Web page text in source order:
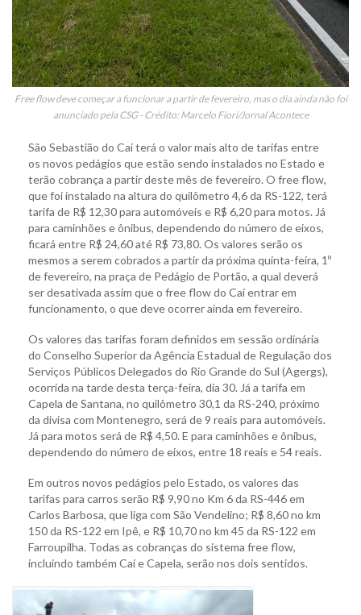
Free flow deve começar a funcionar a partir de fevereiro, mas o dia ainda não foi
anunciado pela CSG - Crédito: Marcelo Fiori/Jornal Acontece
São Sebastião do Caí terá o valor mais alto de tarifas entre
os novos pedágios que estão sendo instalados no Estado e
terão cobrança a partir deste mês de fevereiro. O free flow,
que foi instalado na altura do quilômetro 4,6 da RS-122, terá
tarifa de R$ 12,30 para automóveis e R$ 6,20 para motos. Já
para caminhões e ônibus, dependendo do número de eixos,
ficará entre R$ 24,60 até R$ 73,80. Os valores serão os
mesmos a serem cobrados a partir da próxima quinta-feira, 1º
de fevereiro, na praça de Pedágio de Portão, a qual deverá
ser desativada assim que o free flow do Caí entrar em
funcionamento, o que deve ocorrer ainda em fevereiro.
Os valores das tarifas foram definidos em sessão ordinária
do Conselho Superior da Agência Estadual de Regulação dos
Serviços Públicos Delegados do Rio Grande do Sul (Agergs),
ocorrida na tarde desta terça-feira, dia 30. Já a tarifa em
Capela de Santana, no quilômetro 30,1 da RS-240, próximo
da divisa com Montenegro, será de 9 reais para automóveis.
Já para motos será de R$ 4,50. E para caminhões e ônibus,
dependendo do número de eixos, entre 18 reais e 54 reais.
Em outros novos pedágios pelo Estado, os valores das
tarifas para carros serão R$ 9,90 no Km 6 da RS-446 em
Carlos Barbosa, que liga com São Vendelino; R$ 8,60 no km
150 da RS-122 em Ipê, e R$ 10,70 no km 45 da RS-122 em
Farroupilha. Todas as cobranças do sistema free flow,
incluindo também Caí e Capela, serão nos dois sentidos.